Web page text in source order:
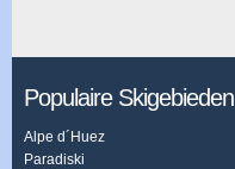
Populaire Skigebieden
Alpe d´Huez
Paradiski